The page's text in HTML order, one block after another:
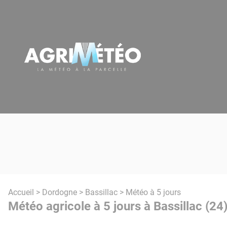
Accueil > Dordogne > Bassillac > Météo à 5 jours
Météo agricole à 5 jours à Bassillac (24)